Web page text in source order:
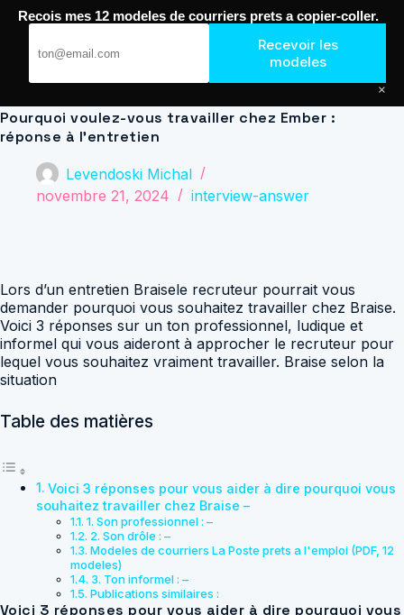
Passer
Pourquoi voulez-vous travailler chez Ember :
réponse à l’entretien
Levendoski Michal
novembre 21, 2024
interview-answer
Lors d’un entretien Braisele recruteur pourrait vous
demander pourquoi vous souhaitez travailler chez Braise.
Voici 3 réponses sur un ton professionnel, ludique et
informel qui vous aideront à approcher le recruteur pour
lequel vous souhaitez vraiment travailler. Braise selon la
situation
Table des matières
Voici 3 réponses pour vous aider à dire pourquoi vous
souhaitez travailler chez Braise –
1. Son professionnel : –
2. Son drôle : –
Modeles de courriers La Poste prets a l'emploi (PDF, 12
modeles)
3. Ton informel : –
Publications similaires :
Voici 3 réponses pour vous aider à dire pourquoi vous
Recois mes 12 modeles de courriers prets a copier-coller.
Recevoir les
modeles
×